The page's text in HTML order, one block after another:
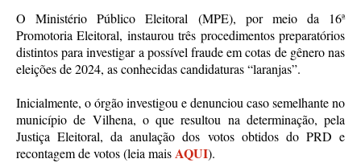
O Ministério Público Eleitoral (MPE), por meio da 16ª
Promotoria Eleitoral, instaurou três procedimentos preparatórios
distintos para investigar a possível fraude em cotas de gênero nas
eleições de 2024, as conhecidas candidaturas “laranjas”.
Inicialmente, o órgão investigou e denunciou caso semelhante no
município de Vilhena, o que resultou na determinação, pela
Justiça Eleitoral, da anulação dos votos obtidos do PRD e
recontagem de votos (leia maisAQUI).